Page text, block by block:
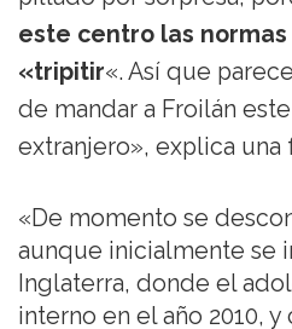
este centro las
«tripitir«. Así que
de mandar a Froilán
extranjero», explica
«De momento se
aunque inicialmente se
Inglaterra, donde el
interno en el año 2010,